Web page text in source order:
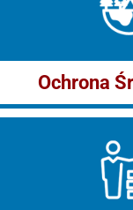
Ochrona